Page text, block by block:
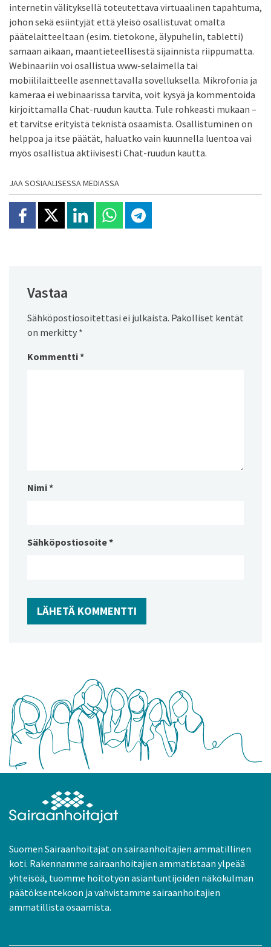
internetin välityksellä toteutettava virtuaalinen tapahtuma,
johon sekä esiintyjät että yleisö osallistuvat omalta
päätelaitteeltaan (esim. tietokone, älypuhelin, tabletti)
samaan aikaan, maantieteellisestä sijainnista riippumatta.
Webinaariin voi osallistua www-selaimella tai
mobiililaitteelle asennettavalla sovelluksella. Mikrofonia ja
kameraa ei webinaarissa tarvita, voit kysyä ja kommentoida
kirjoittamalla Chat-ruudun kautta. Tule rohkeasti mukaan –
et tarvitse erityistä teknistä osaamista. Osallistuminen on
helppoa ja itse päätät, haluatko vain kuunnella luentoa vai
myös osallistua aktiivisesti Chat-ruudun kautta.
JAA SOSIAALISESSA MEDIASSA
Jaa Facebookissa
Jaa X:ssäJaa Linkedinissä
Jaa Whatsappissa
Jaa Telegramissa
Vastaa
Sähköpostiosoitettasi ei julkaista. Pakolliset kentät
on merkitty *
Kommentti*
Nimi*
Sähköpostiosoite*
Suomen Sairaanhoitajat on sairaanhoitajien ammatillinen
koti. Rakennamme sairaanhoitajien ammatistaan ylpeää
yhteisöä, tuomme hoitotyön asiantuntijoiden näkökulman
päätöksentekoon ja vahvistamme sairaanhoitajien
ammatillista osaamista.